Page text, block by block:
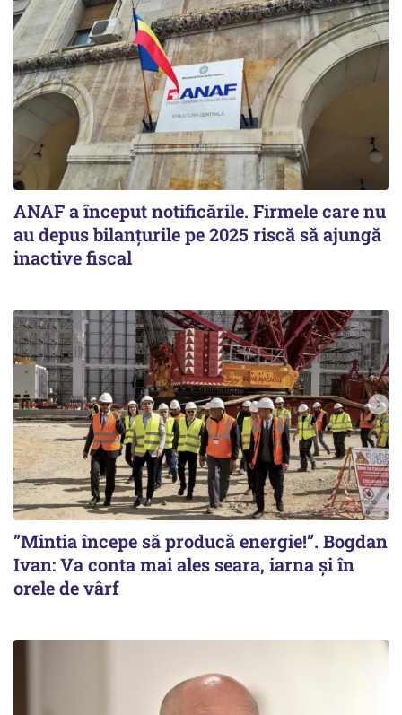
ANAF a început notificările. Firmele care nu
au depus bilanțurile pe 2025 riscă să ajungă
inactive fiscal
”Mintia începe să producă energie!”. Bogdan
Ivan: Va conta mai ales seara, iarna și în
orele de vârf